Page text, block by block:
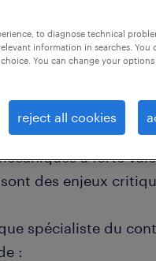
une équipe
à forte
des enjeux
spécialiste du
:
to diagnose technical
information in searches. You
You can change your
reject all cookies